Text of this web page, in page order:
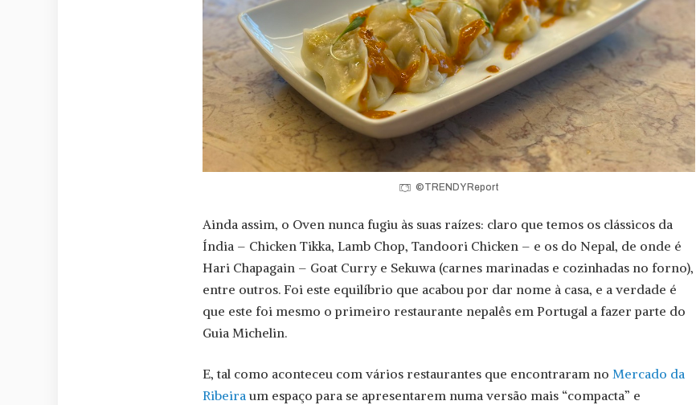
©TRENDY Report
Ainda assim, o Oven nunca fugiu às suas raízes: claro que temos os clássicos da
Índia – Chicken Tikka, Lamb Chop, Tandoori Chicken – e os do Nepal, de onde é
Hari Chapagain – Goat Curry e Sekuwa (carnes marinadas e cozinhadas no forno),
entre outros. Foi este equilíbrio que acabou por dar nome à casa, e a verdade é
que este foi mesmo o primeiro restaurante nepalês em Portugal a fazer parte do
Guia Michelin.
E, tal como aconteceu com vários restaurantes que encontraram no Mercado da
Ribeira um espaço para se apresentarem numa versão mais “compacta” e